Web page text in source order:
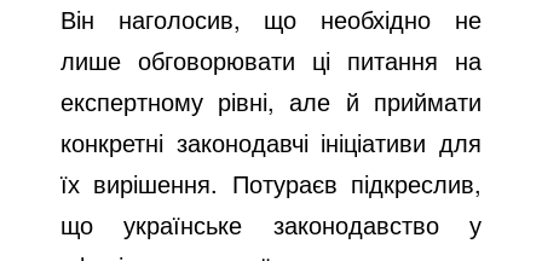
Він наголосив, що необхідно не
лише обговорювати ці питання на
експертному рівні, але й приймати
конкретні законодавчі ініціативи для
їх вирішення. Потураєв підкреслив,
що українське законодавство у